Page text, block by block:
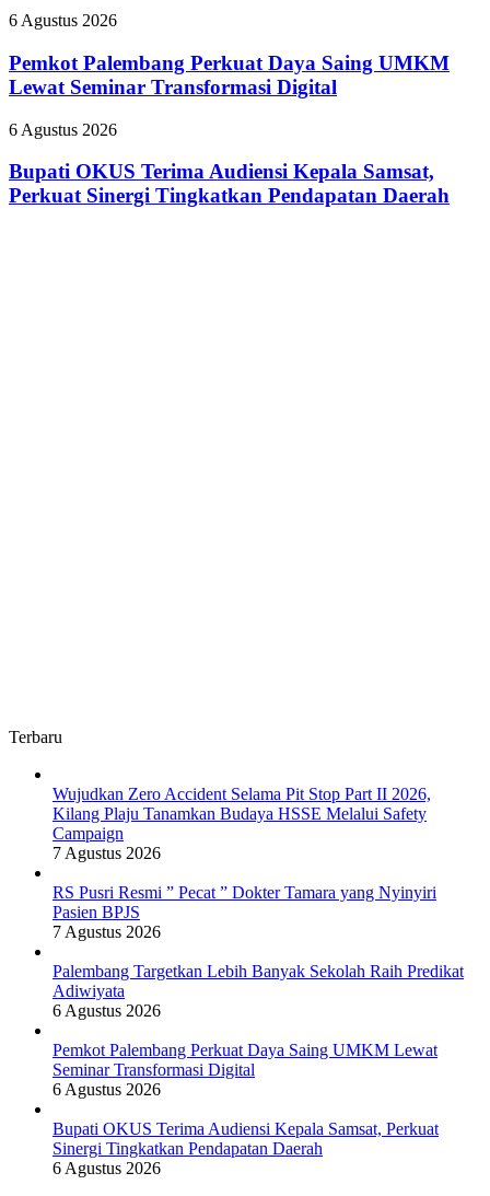
BPJS
Predikat
Pemkot
Perkuat
Daya
Saing
Lewat
Transformasi
Digital
6 Agustus 2026
Pemkot Palembang Perkuat Daya Saing UMKM
Lewat Seminar Transformasi Digital
Bupati
Terima
Audiensi
Kepala
6 Agustus 2026
Bupati OKUS Terima Audiensi Kepala Samsat,
Perkuat Sinergi Tingkatkan Pendapatan Daerah
Terbaru
Wujudkan Zero Accident Selama Pit Stop Part II 2026,
Kilang Plaju Tanamkan Budaya HSSE Melalui Safety
Campaign
7 Agustus 2026
RS Pusri Resmi ” Pecat ” Dokter Tamara yang Nyinyiri
Pasien BPJS
7 Agustus 2026
Palembang Targetkan Lebih Banyak Sekolah Raih Predikat
Adiwiyata
6 Agustus 2026
Pemkot Palembang Perkuat Daya Saing UMKM Lewat
Seminar Transformasi Digital
6 Agustus 2026
Bupati OKUS Terima Audiensi Kepala Samsat, Perkuat
Sinergi Tingkatkan Pendapatan Daerah
6 Agustus 2026